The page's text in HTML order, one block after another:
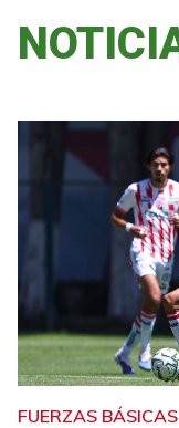
FUERZAS BÁSICAS